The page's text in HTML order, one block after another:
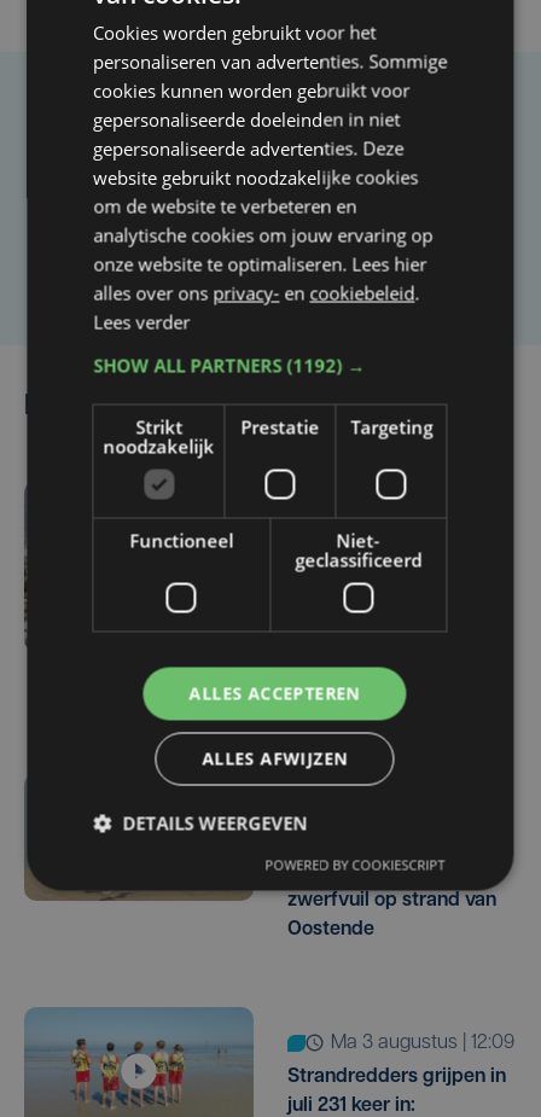
Taalfout opgemerkt?
Heb je een taal- of schrijffout opgemerkt in dit
artikel?
Laat het ons weten
Lees ook
do 6 augustus | 14:36
Toeristen vinden de weg
naar West-Vlaanderen:
Brugge ontvangt meer
volk dan vorige zomer,
Knokke-Heist breekt
record
zorgen voor pak meer
zwerfvuil op strand van
Oostende
ma 3 augustus | 12:09
Strandredders grijpen in
juli 231 keer in:
Cookies worden gebruikt voor het
personaliseren van advertenties. Sommige
cookies kunnen worden gebruikt voor
gepersonaliseerde doeleinden in niet
gepersonaliseerde advertenties. Deze
website gebruikt noodzakelijke cookies
om de website te verbeteren en
analytische cookies om jouw ervaring op
onze website te optimaliseren. Lees hier
alles over ons privacy- en cookiebeleid.
Lees verder
SHOW ALL PARTNERS(1192) →
Strikt
noodzakelijk
Prestatie Targeting
Functioneel
Niet-
geclassificeerd
ALLES ACCEPTEREN
ALLES AFWIJZEN
DETAILS WEERGEVEN
POWERED BY COOKIESCRIPT